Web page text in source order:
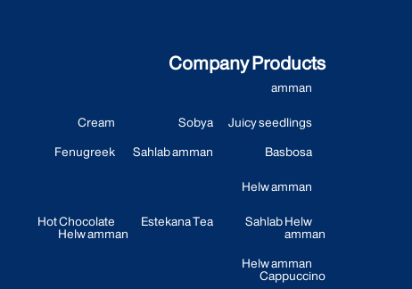
Company Products
amman
Juicy seedlings
Sobya
Cream
Basbosa
Sahlab amman
Fenugreek
Helw amman
Sahlab Helw
amman
Estekana Tea
Hot Chocolate
Helw amman
Helw amman
Cappuccino